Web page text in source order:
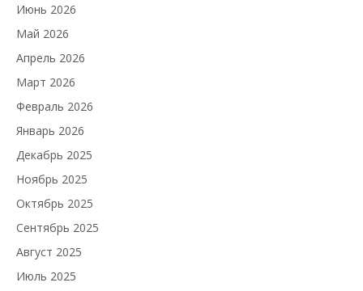
Июнь 2026
Май 2026
Апрель 2026
Март 2026
Февраль 2026
Январь 2026
Декабрь 2025
Ноябрь 2025
Октябрь 2025
Сентябрь 2025
Август 2025
Июль 2025